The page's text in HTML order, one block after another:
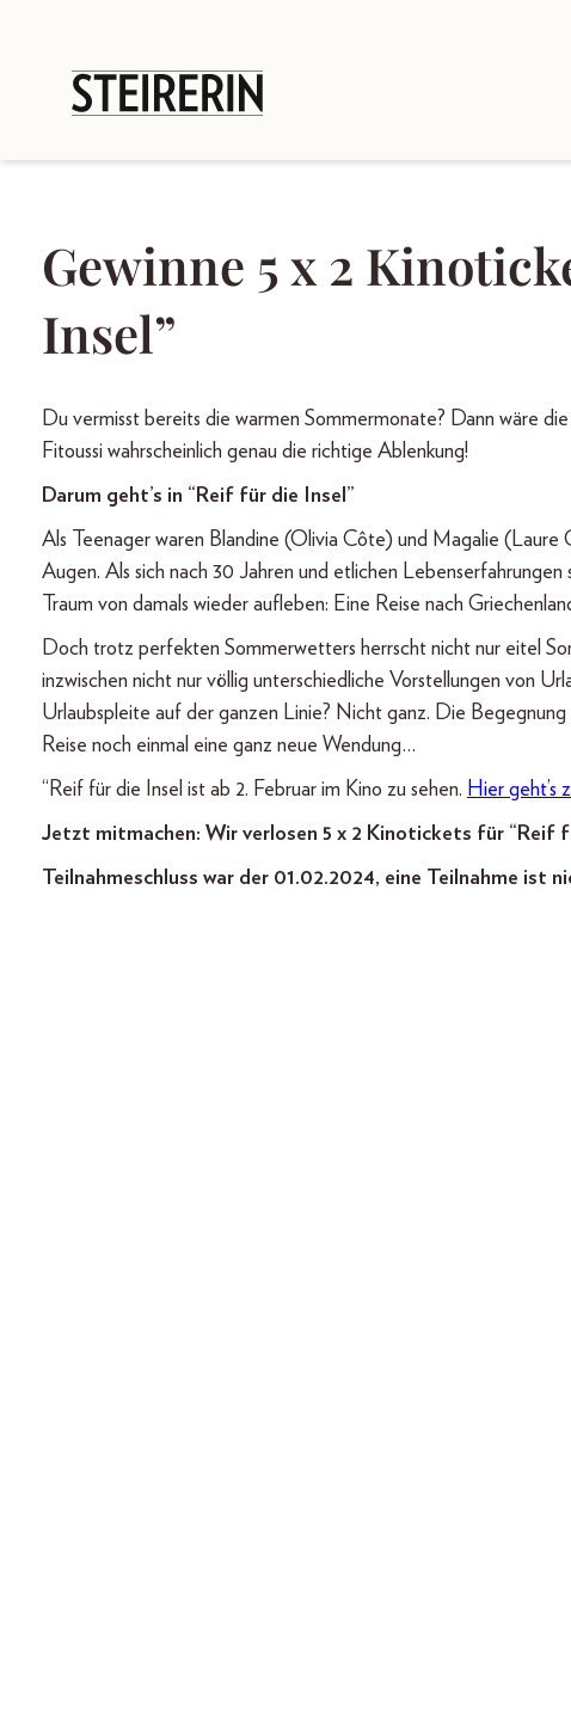
Gewinne 5 x 2
Insel”
Du vermisst bereits die warmen Sommermonate? Dann wäre
Fitoussi wahrscheinlich genau die richtige Ablenkung!
Darum geht’s in “Reif für die Insel”
Als Teenager waren Blandine (Olivia Côte) und Magalie (Laure
Augen. Als sich nach 30 Jahren und etlichen
Traum von damals wieder aufleben: Eine Reise nach
Doch trotz perfekten Sommerwetters herrscht nicht nur eitel
inzwischen nicht nur völlig unterschiedliche Vorstellungen von
Urlaubspleite auf der ganzen Linie? Nicht ganz. Die
Reise noch einmal eine ganz neue Wendung…
“Reif für die Insel ist ab 2. Februar im Kino zu sehen. Hier geht’s
Jetzt mitmachen: Wir verlosen 5 x 2 Kinotickets für “Reif
Teilnahmeschluss war der 01.02.2024, eine Teilnahme ist